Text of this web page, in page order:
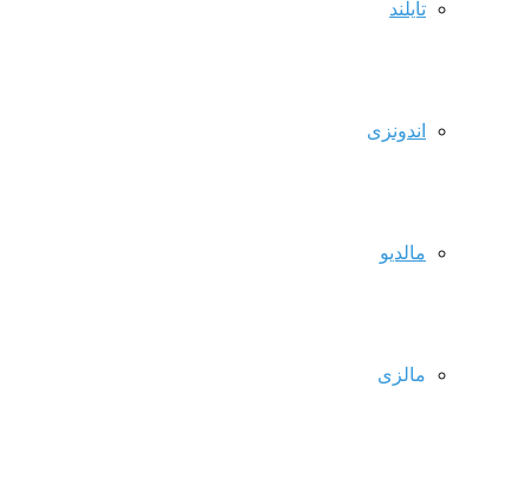
تایلند
اندونزی
مالدیو
مالزی